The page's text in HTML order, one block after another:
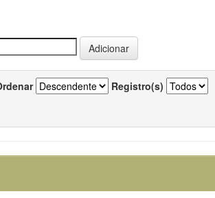
Registro(s)